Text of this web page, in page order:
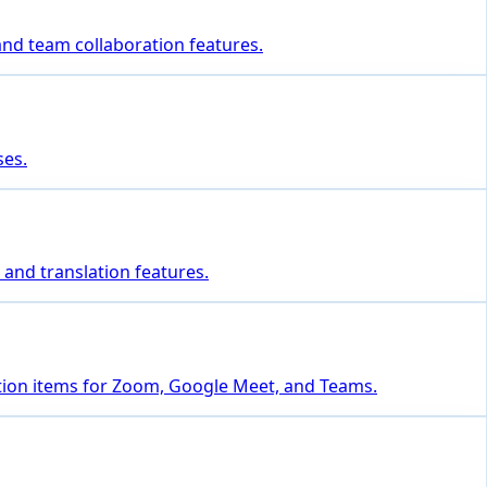
team collaboration features.
translation features.
items for Zoom, Google Meet, and Teams.